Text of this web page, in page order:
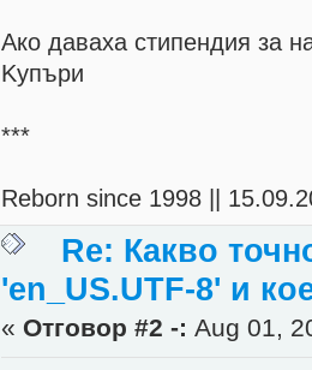
Aко даваха стипендия за
Kупъри
***
Reborn since 1998 ||
Re: Какво
'en_US.UTF-8' и
« Отговор #2 -: Aug 01,